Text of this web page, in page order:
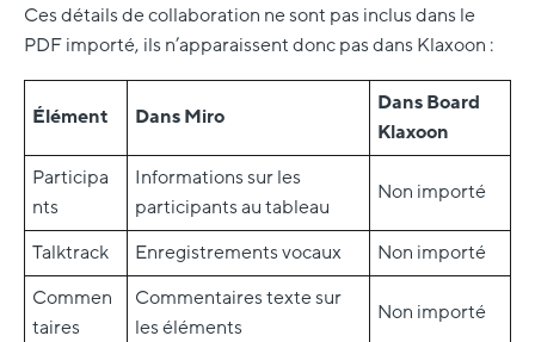
Ces détails de collaboration ne sont pas inclus dans le
PDF importé, ils n’apparaissent donc pas dans Klaxoon :
Élément Dans Miro
Dans Board
Klaxoon
Participa
nts
Informations sur les
participants au tableau
Non importé
Talktrack Enregistrements vocaux
Non importé
Commen
taires
Commentaires texte sur
les éléments
Non importé